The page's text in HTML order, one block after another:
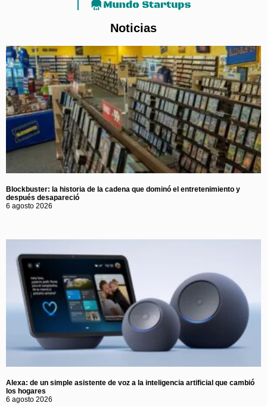
Noticias
Blockbuster: la historia de la cadena que dominó el entretenimiento y
después desapareció
6 agosto 2026
Alexa: de un simple asistente de voz a la inteligencia artificial que cambió
los hogares
6 agosto 2026